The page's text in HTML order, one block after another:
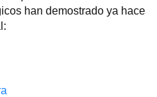
han demostrado ya hace